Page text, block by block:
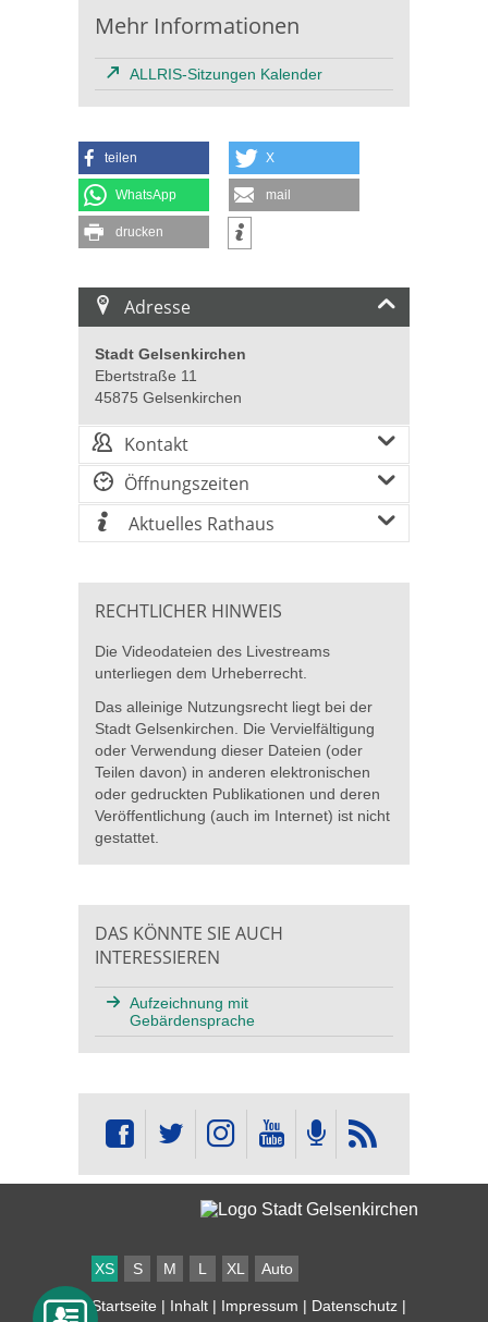
Mehr Informationen
ALLRIS-Sitzungen Kalender
teilen X
WhatsApp mail
drucken
Adresse
Stadt Gelsenkirchen
Ebertstraße 11
45875 Gelsenkirchen
Kontakt
Öffnungszeiten
Aktuelles Rathaus
RECHTLICHER HINWEIS
Die Videodateien des Livestreams
unterliegen dem Urheberrecht.
Das alleinige Nutzungsrecht liegt bei der
Stadt Gelsenkirchen. Die Vervielfältigung
oder Verwendung dieser Dateien (oder
Teilen davon) in anderen elektronischen
oder gedruckten Publikationen und deren
Veröffentlichung (auch im Internet) ist nicht
gestattet.
DAS KÖNNTE SIE AUCH
INTERESSIEREN
Aufzeichnung mit
Gebärdensprache
XS S M L XL Auto
Startseite | Inhalt | Impressum | Datenschutz |